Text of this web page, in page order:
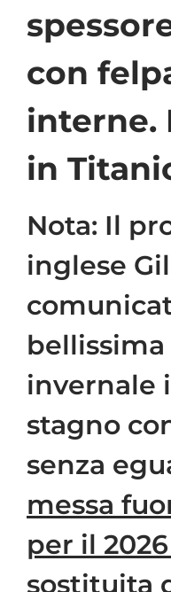
con
interne.
in
Nota: Il
inglese
invernale
stagno
senza
messa
per il
sostituita